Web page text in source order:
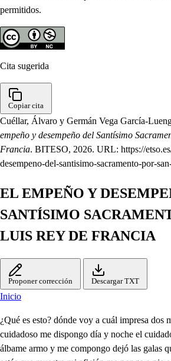
permitidos.
Cita sugerida
Copiar cita
Cuéllar, Álvaro y Germán Vega García-
empeño y desempeño del Santísimo
Francia. BITESO, 2026. URL: https://
desempeno-del-santisimo-sacramento-por-
EL EMPEÑO Y
SANTÍSIMO
LUIS REY DE FRANCIA
Proponer corrección Descargar TXT
Inicio
¿Qué es esto? dónde voy a cuál impresa dos mono. tan ciego y cuidadoso me dispongo día y noche el cuidado en mi no cesa antes del álbame armo y me compongo dejó las galas que mi edad profesa y estás que muestra mi afición me pongo a pie solo y mí que haya quien me entienda dejó sin ocasión mi gente y tienda salí de mi ciudad, cuando aun del todo libre lugar no da la noche al día que el oriente se ardía en llams todo y en el cielo alguna estrella había los ojos levante, contemple el modo con que el retor del mundo dividia salios del día la noche, dando en partes varias díanoche de sí muestras contrarias que es ver el cielo que las luces bellas que ensí a su tiempo cifrazada una que la clara reción de las estrellas de día se ve el sol de noche luna que es ver a su tiempo estás y aquellas y acubiertas de luz ya sin ninguna sujetas al contrario movimiento con queda vuelta al mundo el firmamento que cosa es ver delabrasado oriente echa ascuas vivas la verme ya Aurora, cuya luz de un color resplandeciente de los montes las altas cumbres dora que el fresco viento que en mi pecho y frente causa su avidad recrea y enamora que el alba aljofarada que ya empieza y hace acudir rocio a mi cabeza y sobre todo que el saber que hije todo estoy aquel que lo formo de nada dichoso aquel que en esta vida elije de las lenes la ley que a Dios agrada Esto me da cuidado esto me aflige Esto tiene mi vida fatigada pues nací de cristiano, y siendo moro No sé si como debo a Dios adoro nacide madre que antes fue cristiana y después renego siguio laseta que mucha parte de la gente humana sigue industriada por el gran profeta No sé si la que sigo es la loipana y deseo salvarme en la perfeta sigo a mi madre a una mujer varia y que pudo elegir la ley contraria sé que del astórpezas de él temundo me hallo lleno, y tan metido en ellas que ni el ni lo caudal ni el mar profundo me podrán consuso las labardellas sólo en ti Dios me estampo en ti me fundo Qué criaste, cielo sol luna y estrellas y así pido perdón anteti puesto de mis pasadas culpas. mas ¿qué es esto hincase de rodillas ya parecen en tn amibepor tramo ya o corriendo una cortina tres niños dos de blanco con coronas de florespuestas lasma nos y dice el de enmedio y os manse queda admiro del cielo abemos venido piento a ti hermano, y no te asombre de haberte dado este nombre porque los tres lo hemos sido unos padres nos hubieron y apenas los tres nacimos cuando el sermor tal perdimos y el ser eterno nos dieron Diosenos, porque tenemos lo que no tienes, y es falto que no puedes si te falta verte en el bien que nos vemos procura saber el fin y sabido haz por tenello porque es cosa que sin ello sien amamea No puedes tener buen fin, y sabido se concluya en saber que estriba hermano en darte la ajena mano y el recibirla en la tuya y si ha de dártelo alguno será luis rey de Francia procura lo coninstancia y ayúdete el trino y uno es el atramora ocorren la cortina cubr con música levantascosmán Qué visión, cielos es esta que respuesta sin pregunta que tres en divina junta para dar una respuesta cuando me reciyo tanto ni quien en tanto me estima que me ha propuesto la egnima de aqueste hora en lo santo que en gloria hermanos os veis por tener lo que no tengo en solo esto voy y vengo que no tengo y que tenéis no os entiendo más discierno que obra de hermanos me hicistes sin duda hermanos venistes a sacarme del infierno alenanma madro e os man dos moros obaciente capitan o genteja más domada dos man que venis alborotada sl mi ds me s me a buscaros osmán que vuestra subita falta privo de esosiego el pecho que está a quereros tan hecho que la cielo sobresalta pues no estaba aquí mi gente sin fatigaros vos tanto Soy madre no os cause espanto porque os amo tiernamente la ciudad de damiata con tu ausencia esta suspensa que estás muerto o preso piensa de otra cosa no se trata No estoy muerto, pues aun vivo y con obligación nueva quiero volver con la nueva de que el capitan es vivo Yo también iré contigo pso los de por ganar de las albricias a abracarle la de tiene yesen las caricias madre fingidas conmigo si el bien la vida y consuelo soy vuestro, porqué respeto me encubristes el secreto que hoy me ha descubierto el cielo en qué mal combosandube que si hermanos he tenido hasta hoy no he merecido saber de vos que los tuve nies no puedo entender por cierto para que fue de importancia habenpuesto tanta instancia madre entenerlo encubierto y si importa que lugar os da el sermadre anegallo por cierto que yo no hallo porque tiene de importar porque no nos igualastes si a todos cuatro paristes Que es lo que a los tres les distes que a mí solo me quitastes Dadme madre lo quitado que aunque no sé lo que pido Bien hecho de ver que ha sido mucho lo que me ha faltado es tanto madre cruel más que cuantas tiene el suelo que a ellos los tiene el cielo y a mí me tiene sin él Ya hijo la hora llego en que el señor ha querido que os se ha restituido lo que mi culpa os quito y aunque la mucha verguenza casino me da lugar quiero hijo comenzar mi triste y cstoría comienza cenel en el reino que por armas desde los dorados siglos ha tenido en campo azul Cincolises de oroliso provincia a quien los mortales significando su sitio al presente llaman Francia y galza llamó el antiguo Naci hijo a Diós pluguiera que nunca hubiera nacido pues naciendo de cristianos soy enemiga de Cristo Crióme mi noble padre, con regalos infinitos por ser única heredera de un mayorazgo muy rico crecí y en llegando edad de sujetarme ha marido me caso con un francés tan hidalgo como rico siguio se luego al casarme deseo de tener hijos, de él con sugalmatrimonio fruto esperado y debido Diome el señor el primero bantícose l uego el niño y apenas le bauticaron cuando murió de improviso nació el segundo y también Recibió agua de bautismo si en de sna de l y recibida murió en los brazos del padrino nació el terceron también lo que con los dos se hizo y elbantizarse y morirse suecasiún instante mismo sinalmente nació el cuarto y último de mis hijos y este hijo fuiste tú por mal de los tres nacido viendo el fin hacelerado de los mal logrados hijos tiniéndolo por mal fin, como si lo hubiera sido no te quise bapticar por ver si quedabas vivo siendo el buen fin de los tres del mal del cuarto principio pudo, pues tener efecto la causa de tu bautismo porque el día de mi parto tu padre una ausencia hizo volvió de ella y preguntome si era cristiano su hijo y certifique mintiendo lo que cierto no habíá sido creciste y algunos días los dos contentos vivimos hasta que llegó uno triste por mi pecado y castigo que estando am bos en un puerto des mi pascándonos contigo de una galera turquezca los tres asaltados fuimos tu padre como era noble pello y murió en su oficio y por su muerte quedamos ambos de un turco cautivos, Llevaron nos aturquía de allí vivimos a Exipto donde renegue en efecto lo que hubo más ya lo has visto he querido muchas veces contarte lo que ha soído y tantas lo he recelado porque a todas he temido que en conociendo tu engaño tienes de volverte a Cristo y has de morir al momento que recibas el bautismo Voyme a quejar madre y dudo que aunque fuegrave tu error solamente causar pudo lo hecho ofensas de amor porque yo quedase